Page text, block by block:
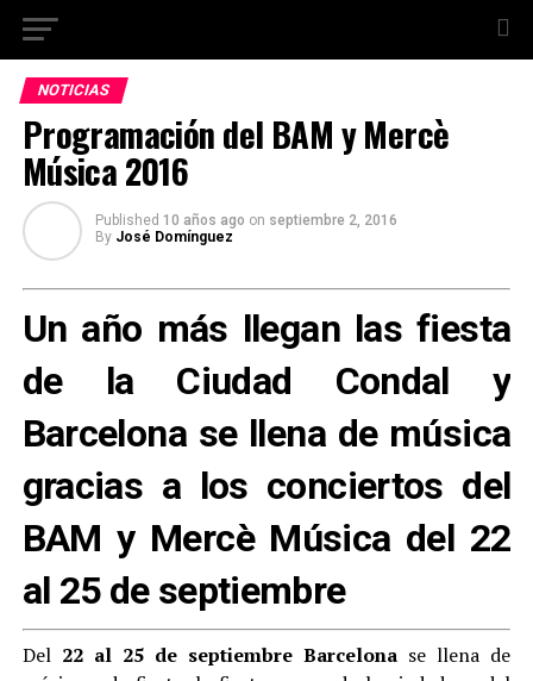
NOTICIAS
Programación del BAM y Mercè
Música 2016
Published 10 años ago on septiembre 2, 2016
By José Domínguez
Un año más llegan las fiesta
de la Ciudad Condal y
Barcelona se llena de música
gracias a los conciertos del
BAM y Mercè Música del 22
al 25 de septiembre
Del 22 al 25 de septiembre Barcelona se llena de